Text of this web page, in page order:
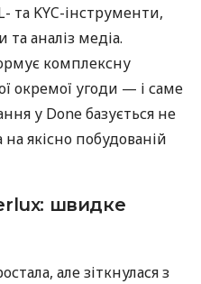
та KYC-інструменти,
та аналіз медіа.
комплексну
окремої угоди — і саме
у Done базується не
якісно побудованій
швидке
але зіткнулася з